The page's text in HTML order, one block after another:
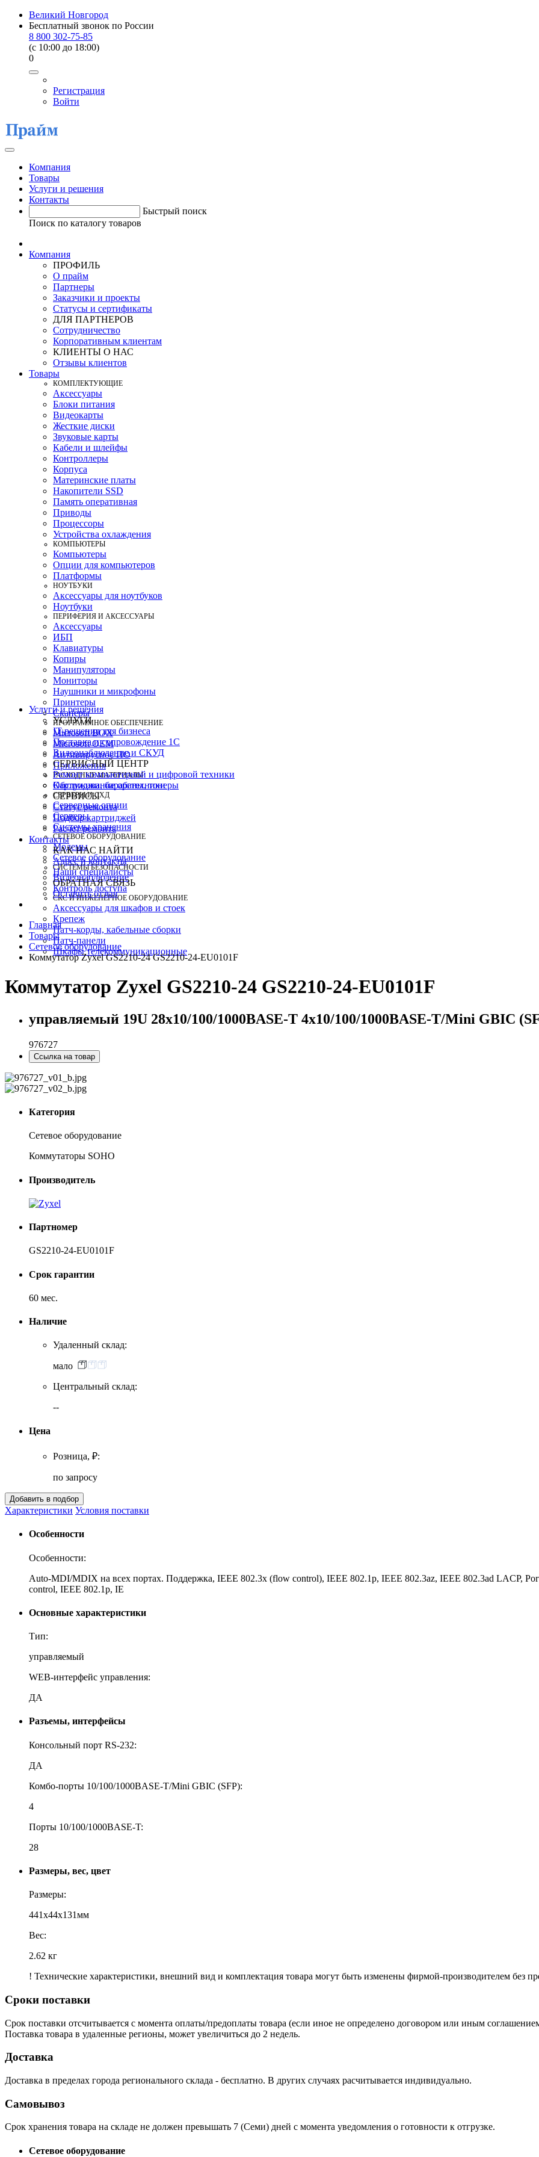
Великий Новгород
Бесплатный звонок по России
8 800 302-75-85
(c 10:00 до 18:00)
0
Регистрация
Войти
Компания
Товары
Услуги и решения
Контакты
Быстрый поиск
Поиск по каталогу товаров
Компания
ПРОФИЛЬ
О прайм
Партнеры
Заказчики и проекты
Статусы и сертификаты
ДЛЯ ПАРТНЕРОВ
Сотрудничество
Корпоративным клиентам
КЛИЕНТЫ О НАС
Отзывы клиентов
Товары
КOМПЛЕКТУЮЩИЕ
Аксессуары
Блоки питания
Видеокарты
Жесткие диски
Звуковые карты
Кабели и шлейфы
Контроллеры
Корпуса
Материнские платы
Накопители SSD
Память оперативная
Приводы
Процессоры
Устройства охлаждения
КОМПЬЮТЕРЫ
Компьютеры
Опции для компьютеров
Платформы
НОУТБУКИ
Аксессуары для ноутбуков
Ноутбуки
ПЕРИФЕРИЯ И АКСЕССУАРЫ
Аксессуары
ИБП
Клавиатуры
Копиры
Манипуляторы
Мониторы
Наушники и микрофоны
Принтеры
Сканеры
ПРОГРАММНОЕ ОБЕСПЕЧЕНИЕ
Microsoft BOX
Microsoft OEM
Антивирусное ПО
Приложения
РАСХОДНЫЕ МАТЕРИАЛЫ
Картриджи, барабаны, тонеры
СЕРВЕРЫ И СХД
Серверные опции
Серверы
Системы хранения
СЕТЕВОЕ ОБОРУДОВАНИЕ
Модемы
Сетевое оборудование
СИСТЕМЫ БЕЗОПАСНОСТИ
Видеонаблюдение
Контроль доступа
СКС И ИНЖЕНЕРНОЕ ОБОРУДОВАНИЕ
Аксессуары для шкафов и стоек
Крепеж
Патч-корды, кабельные сборки
Патч-панели
Шкафы телекоммуникационные
Услуги и решения
УСЛУГИ
IT-решения для бизнеса
Поставка и сопровождение 1C
Видеонаблюдение и СКУД
СЕРВИСНЫЙ ЦЕНТР
Ремонт компьютерной и цифровой техники
Обслуживание оргтехники
СЕРВИСЫ
Статус ремонта
Подбор картриджей
Расчет ремонта
Контакты
КАК НАС НАЙТИ
Адрес и контакты
Наши специалисты
ОБРАТНАЯ СВЯЗЬ
Оставить отзыв
Главная
Товары
Сетевое оборудование
Коммутатор Zyxel GS2210-24 GS2210-24-EU0101F
Коммутатор Zyxel GS2210-24 GS2210-24-EU0101F
управляемый 19U 28x10/100/1000BASE-T 4x10/100/1000BASE-T/Mini GBIC
976727
Ссылка на товар
Категория
Сетевое оборудование
Коммутаторы SOHO
Производитель
Партномер
GS2210-24-EU0101F
Срок гарантии
60 мес.
Наличие
Удаленный склад:
мало
Центральный склад:
--
Цена
Розница, ₽:
по запросу
Характеристики Условия поставки
Особенности
Особенности:
Auto-MDI/MDIX на всех портах. Поддержка, IEEE 802.3x (flow control), IEEE 802.1p, IEEE 802.3az, IEEE 802.3ad LACP,
control, IEEE 802.1p, IE
Основные характеристики
Тип:
управляемый
WEB-интерфейс управления:
ДА
Разъемы, интерфейсы
Консольный порт RS-232:
ДА
Комбо-порты 10/100/1000BASE-T/Mini GBIC (SFP):
4
Порты 10/100/1000BASE-T:
28
Размеры, вес, цвет
Размеры:
441x44x131мм
Вес:
2.62 кг
! Технические характеристики, внешний вид и комплектация товара могут быть изменены фирмой-производителем без
Сроки поставки
Срок поставки отсчитывается с момента оплаты/предоплаты товара (если иное не определено договором или иным
Поставка товара в удаленные регионы, может увеличиться до 2 недель.
Доставка
Доставка в пределах города регионального склада - бесплатно. В других случаях расчитывается индивидуально.
Самовывоз
Срок хранения товара на складе не должен превышать 7 (Семи) дней с момента уведомления о готовности к отгрузке.
Сетевое оборудование